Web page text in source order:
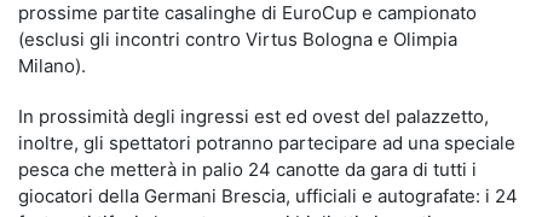
prossime partite casalinghe di EuroCup e campionato
(esclusi gli incontri contro Virtus Bologna e Olimpia
Milano).
In prossimità degli ingressi est ed ovest del palazzetto,
inoltre, gli spettatori potranno partecipare ad una speciale
pesca che metterà in palio 24 canotte da gara di tutti i
giocatori della Germani Brescia, ufficiali e autografate: i 24